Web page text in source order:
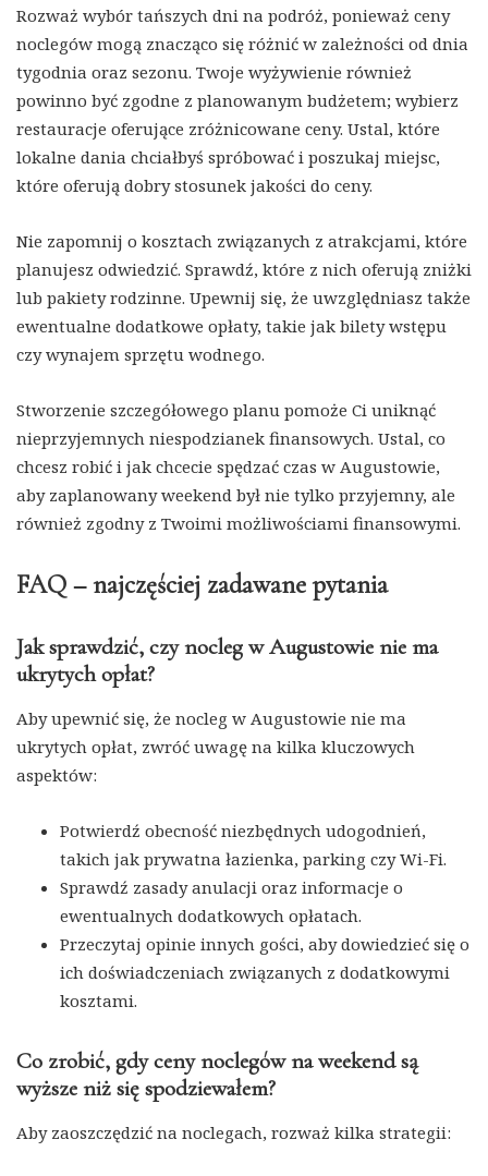
Rozważ wybór tańszych dni na podróż, ponieważ ceny
noclegów mogą znacząco się różnić w zależności od dnia
tygodnia oraz sezonu. Twoje wyżywienie również
powinno być zgodne z planowanym budżetem; wybierz
restauracje oferujące zróżnicowane ceny. Ustal, które
lokalne dania chciałbyś spróbować i poszukaj miejsc,
które oferują dobry stosunek jakości do ceny.
Nie zapomnij o kosztach związanych z atrakcjami, które
planujesz odwiedzić. Sprawdź, które z nich oferują zniżki
lub pakiety rodzinne. Upewnij się, że uwzględniasz także
ewentualne dodatkowe opłaty, takie jak bilety wstępu
czy wynajem sprzętu wodnego.
Stworzenie szczegółowego planu pomoże Ci uniknąć
nieprzyjemnych niespodzianek finansowych. Ustal, co
chcesz robić i jak chcecie spędzać czas w Augustowie,
aby zaplanowany weekend był nie tylko przyjemny, ale
również zgodny z Twoimi możliwościami finansowymi.
FAQ – najczęściej zadawane pytania
Jak sprawdzić, czy nocleg w Augustowie nie ma
ukrytych opłat?
Aby upewnić się, że nocleg w Augustowie nie ma
ukrytych opłat, zwróć uwagę na kilka kluczowych
aspektów:
Potwierdź obecność niezbędnych udogodnień,
takich jak prywatna łazienka, parking czy Wi-Fi.
Sprawdź zasady anulacji oraz informacje o
ewentualnych dodatkowych opłatach.
Przeczytaj opinie innych gości, aby dowiedzieć się o
ich doświadczeniach związanych z dodatkowymi
kosztami.
Co zrobić, gdy ceny noclegów na weekend są
wyższe niż się spodziewałem?
Aby zaoszczędzić na noclegach, rozważ kilka strategii: